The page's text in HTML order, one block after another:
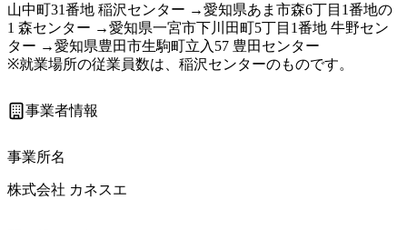
山中町31番地 稲沢センター →愛知県あま市森6丁目1番地の
1 森センター →愛知県一宮市下川田町5丁目1番地 牛野セン
ター →愛知県豊田市生駒町立入57 豊田センター
※就業場所の従業員数は、稲沢センターのものです。
事業者情報
事業所名
株式会社 カネスエ